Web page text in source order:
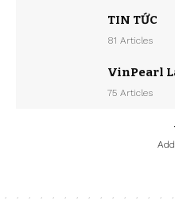
TIN TỨC
81 Articles
VinPearl
75 Articles